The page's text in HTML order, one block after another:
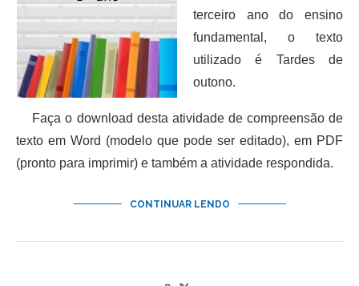
terceiro ano do ensino
fundamental, o texto
utilizado é Tardes de
outono.
Faça o download desta atividade de compreensão de
texto em Word (modelo que pode ser editado), em PDF
(pronto para imprimir) e também a atividade respondida.
CONTINUAR LENDO